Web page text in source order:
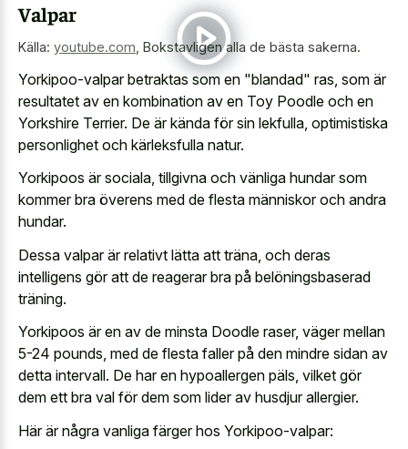
Valpar
Källa: youtube.com Bokstavligen alla de bästa sakerna.
Yorkipoo-valpar betraktas som en "blandad" ras, som är
resultatet av en kombination av en Toy Poodle och en
Yorkshire Terrier. De är kända för sin lekfulla, optimistiska
personlighet och kärleksfulla natur.
Yorkipoos är sociala, tillgivna och vänliga hundar som
kommer bra överens med de flesta människor och andra
hundar.
Dessa valpar är relativt lätta att träna, och deras
intelligens gör att de reagerar bra på belöningsbaserad
träning.
Yorkipoos är en av de minsta Doodle raser, väger mellan
5-24 pounds, med de flesta faller på den mindre sidan av
detta intervall. De har en hypoallergen päls, vilket gör
dem ett bra val för dem som lider av husdjur allergier.
Här är några vanliga färger hos Yorkipoo-valpar: